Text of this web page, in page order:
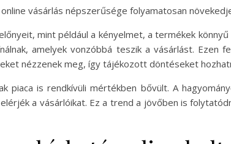
vásárlás népszerűsége folyamatosan
mint például a kényelmet, a termékek
amelyek vonzóbbá teszik a vásárlást. Ezen
nézzenek meg, így tájékozott döntéseket
piaca is rendkívüli mértékben bővült. A
a vásárlóikat. Ez a trend a jövőben is